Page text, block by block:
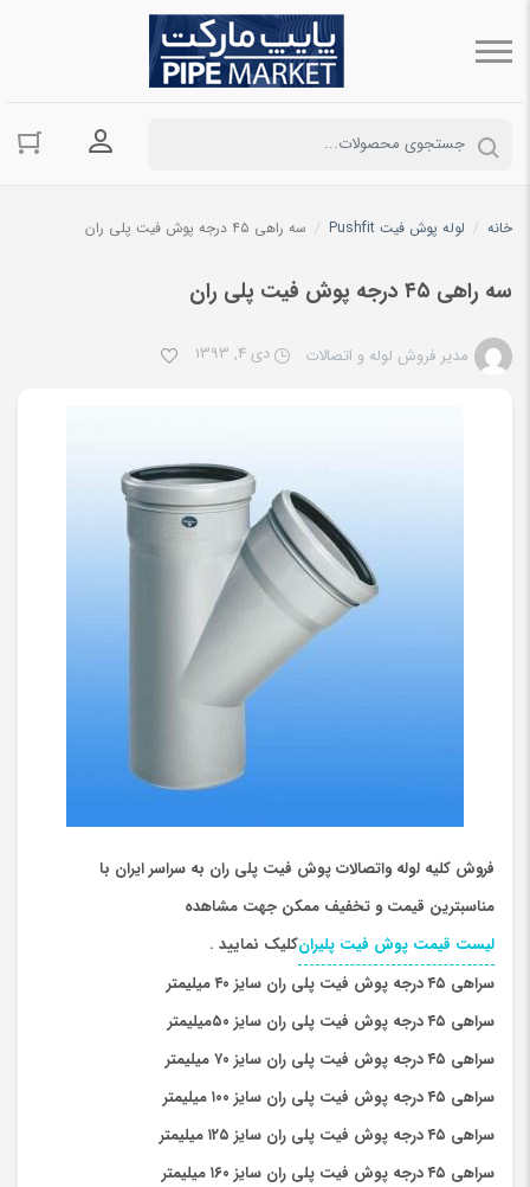
ورود به
خانه / لوله پوش فیت Pushfit / سه راهی ۴۵ درجه پوش فیت پلی ران
سه راهی ۴۵ درجه پوش فیت پلی ران
مدیر فروش لوله و اتصالات دی 4, 1393
فروش کلیه لوله واتصالات پوش فیت پلی ران به سراسر ایران با
مناسبترین قیمت و تخفیف ممکن جهت مشاهده
لیست قیمت پوش فیت پلیرانکلیک نمایید .
سراهی ۴۵ درجه پوش فیت پلی ران سایز ۴۰ میلیمتر
سراهی ۴۵ درجه پوش فیت پلی ران سایز ۵۰میلیمتر
سراهی ۴۵ درجه پوش فیت پلی ران سایز ۷۰ میلیمتر
سراهی ۴۵ درجه پوش فیت پلی ران سایز ۱۰۰ میلیمتر
سراهی ۴۵ درجه پوش فیت پلی ران سایز ۱۲۵ میلیمتر
سراهی ۴۵ درجه پوش فیت پلی ران سایز ۱۶۰ میلیمتر